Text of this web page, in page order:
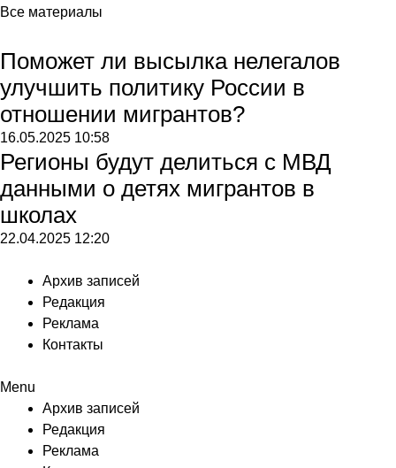
Все материалы
Поможет ли высылка нелегалов
улучшить политику России в
отношении мигрантов?
16.05.2025 10:58
Регионы будут делиться с МВД
данными о детях мигрантов в
школах
22.04.2025 12:20
Архив записей
Редакция
Реклама
Контакты
Menu
Архив записей
Редакция
Реклама